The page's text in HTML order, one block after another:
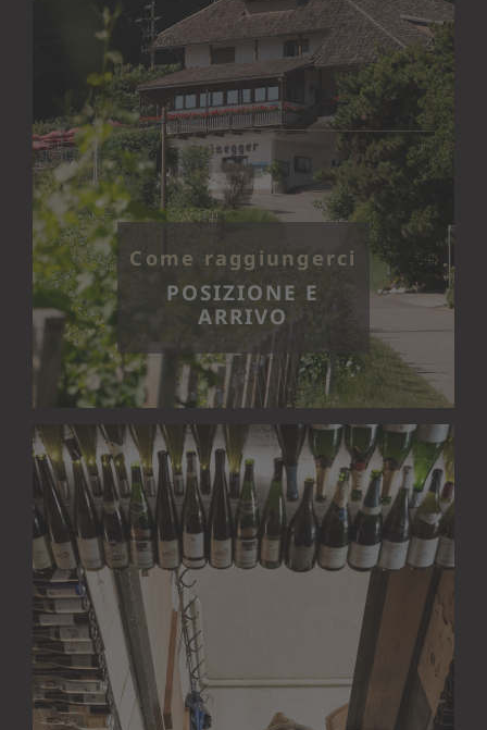
Come raggiungerci
POSIZIONE E
ARRIVO